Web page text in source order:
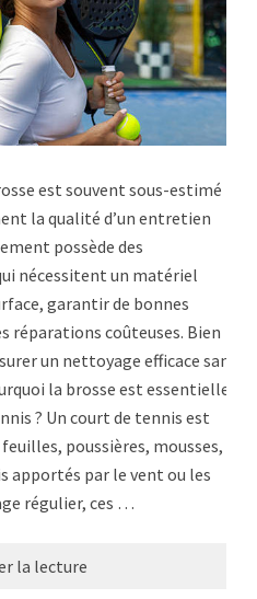
est souvent sous-estimé
la qualité d’un entretien
possède des
nécessitent un matériel
garantir de bonnes
réparations coûteuses. Bien
un nettoyage efficace sans
la brosse est essentielle
? Un court de tennis est
poussières, mousses,
apportés par le vent ou les
régulier, ces …
la lecture